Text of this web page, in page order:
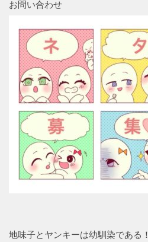
お問い合わせ
地味子とヤンキーは幼馴染である！